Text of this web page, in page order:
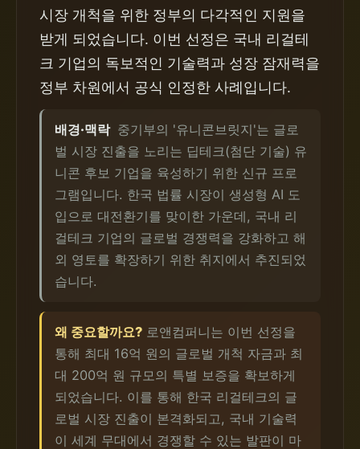
시장 개척을 위한 정부의 다각적인 지원을
받게 되었습니다. 이번 선정은 국내 리걸테
크 기업의 독보적인 기술력과 성장 잠재력을
정부 차원에서 공식 인정한 사례입니다.
배경·맥락 중기부의 '유니콘브릿지'는 글로
벌 시장 진출을 노리는 딥테크(첨단 기술) 유
니콘 후보 기업을 육성하기 위한 신규 프로
그램입니다. 한국 법률 시장이 생성형 AI 도
입으로 대전환기를 맞이한 가운데, 국내 리
걸테크 기업의 글로벌 경쟁력을 강화하고 해
외 영토를 확장하기 위한 취지에서 추진되었
습니다.
왜 중요할까요? 로앤컴퍼니는 이번 선정을
통해 최대 16억 원의 글로벌 개척 자금과 최
대 200억 원 규모의 특별 보증을 확보하게
되었습니다. 이를 통해 한국 리걸테크의 글
로벌 시장 진출이 본격화되고, 국내 기술력
이 세계 무대에서 경쟁할 수 있는 발판이 마